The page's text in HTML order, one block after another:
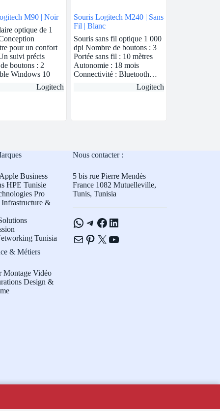
M90 | Noir
optique de 1
pour un confort
suivi précis
boutons : 2
Windows 10
Logitech
Souris Logitech M240 | Sans
Fil | Blanc
Souris sans fil optique 1 000
dpi Nombre de boutons : 3
Portée sans fil : 10 mètres
Autonomie : 18 mois
Connectivité : Bluetooth…
Logitech
Business
HPE Tunisie
Pro
Infrastructure &
Tunisia
& Métiers
Montage Vidéo
Design &
Nous contacter :
5 bis rue Pierre Mendès
France 1082 Mutuelleville,
Tunis, Tunisia
WhatsApp
Telegram
Facebook
LinkedIn
E-mailPinterest
X YouTube